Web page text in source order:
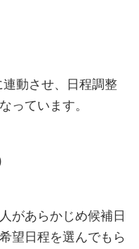
動させ、日程調整
っています。
があらかじめ候補日
望日程を選んでもら